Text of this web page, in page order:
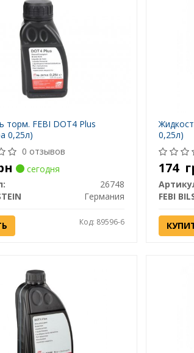
торм. FEBI DOT4 Plus
0,25л)
0 отзывов
сегодня
26748
Германия
Код: 89596-6
0,25л)
174
FEBI